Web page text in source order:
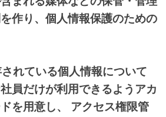
作り、個人情報保護のための
れている個人情報について
員だけが利用できるようアカ
を用意し、 アクセス権限管